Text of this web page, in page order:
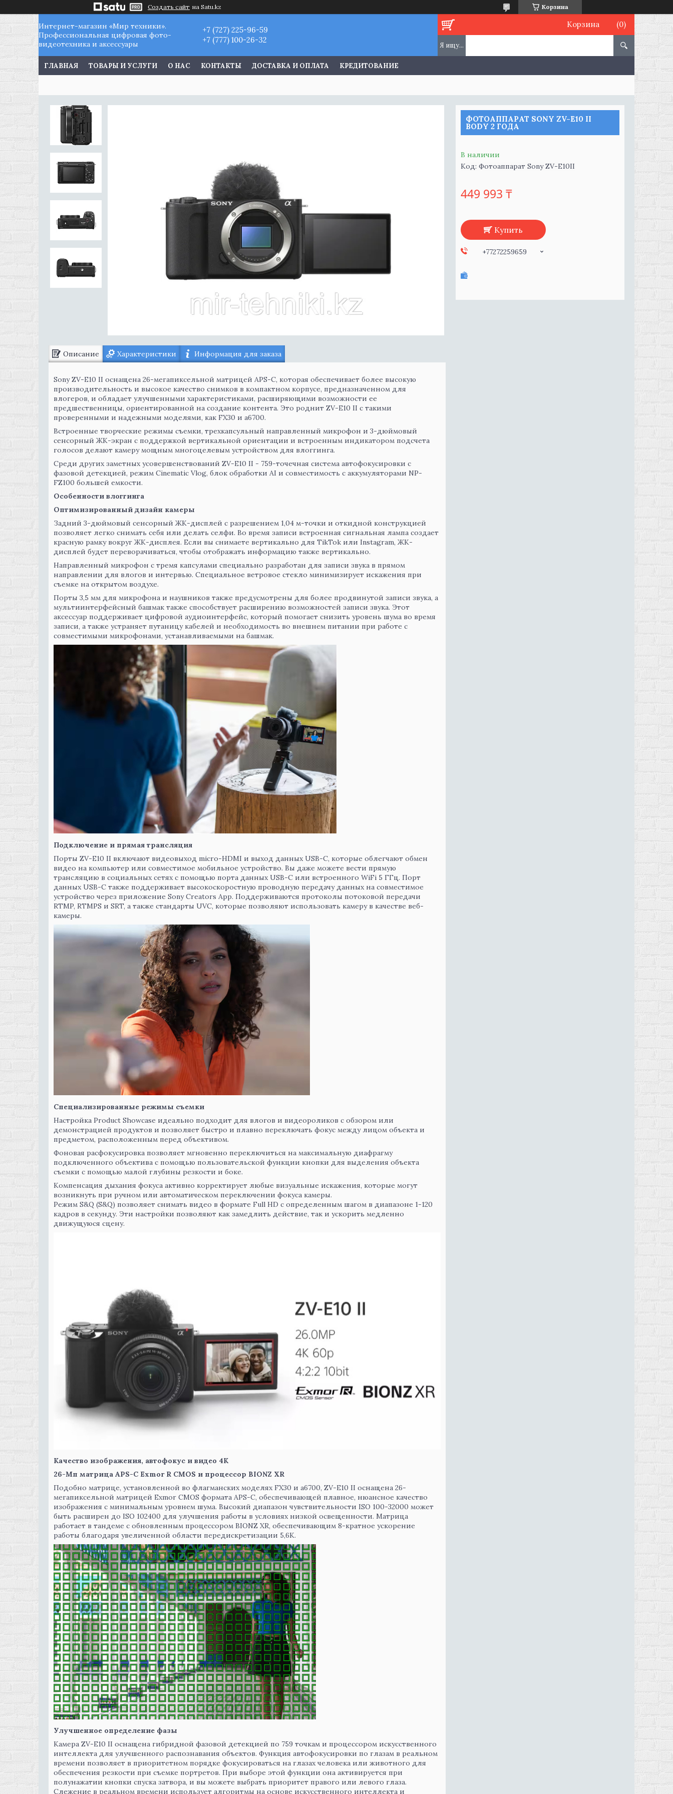
Создать сайт на Satu.kz Корзина
Интернет-магазин «Мир техники».
Профессиональная цифровая фото-
видеотехника и аксессуары
+7 (727) 225-96-59
+7 (777) 100-26-32
Корзина
ГЛАВНАЯ ТОВАРЫ И УСЛУГИ О НАС КОНТАКТЫ ДОСТАВКА И ОПЛАТА КРЕДИТОВАНИЕ
Описание Характеристики Информация для заказа
Sony ZV-E10 II оснащена 26-мегапиксельной матрицей APS-C, которая обеспечивает более высокую
производительность и высокое качество снимков в компактном корпусе, предназначенном для
влогеров, и обладает улучшенными характеристиками, расширяющими возможности ее
предшественницы, ориентированной на создание контента. Это роднит ZV-E10 II с такими
проверенными и надежными моделями, как FX30 и a6700.
Встроенные творческие режимы съемки, трехкапсульный направленный микрофон и 3-дюймовый
сенсорный ЖК-экран с поддержкой вертикальной ориентации и встроенным индикатором подсчета
голосов делают камеру мощным многоцелевым устройством для влоггинга.
Среди других заметных усовершенствований ZV-E10 II - 759-точечная система автофокусировки с
фазовой детекцией, режим Cinematic Vlog, блок обработки AI и совместимость с аккумуляторами NP-
FZ100 большей емкости.
Особенности влоггинга
Оптимизированный дизайн камеры
Задний 3-дюймовый сенсорный ЖК-дисплей с разрешением 1,04 м-точки и откидной конструкцией
позволяет легко снимать себя или делать селфи. Во время записи встроенная сигнальная лампа создает
красную рамку вокруг ЖК-дисплея. Если вы снимаете вертикально для TikTok или Instagram, ЖК-
дисплей будет переворачиваться, чтобы отображать информацию также вертикально.
Направленный микрофон с тремя капсулами специально разработан для записи звука в прямом
направлении для влогов и интервью. Специальное ветровое стекло минимизирует искажения при
съемке на открытом воздухе.
Порты 3,5 мм для микрофона и наушников также предусмотрены для более продвинутой записи звука, а
мультиинтерфейсный башмак также способствует расширению возможностей записи звука. Этот
аксессуар поддерживает цифровой аудиоинтерфейс, который помогает снизить уровень шума во время
записи, а также устраняет путаницу кабелей и необходимость во внешнем питании при работе с
совместимыми микрофонами, устанавливаемыми на башмак.
Подключение и прямая трансляция
Порты ZV-E10 II включают видеовыход micro-HDMI и выход данных USB-C, которые облегчают обмен
видео на компьютер или совместимое мобильное устройство. Вы даже можете вести прямую
трансляцию в социальных сетях с помощью порта данных USB-C или встроенного WiFi 5 ГГц. Порт
данных USB-C также поддерживает высокоскоростную проводную передачу данных на совместимое
устройство через приложение Sony Creators App. Поддерживаются протоколы потоковой передачи
RTMP, RTMPS и SRT, а также стандарты UVC, которые позволяют использовать камеру в качестве веб-
камеры.
Специализированные режимы съемки
Настройка Product Showcase идеально подходит для влогов и видеороликов с обзором или
демонстрацией продуктов и позволяет быстро и плавно переключать фокус между лицом объекта и
предметом, расположенным перед объективом.
Фоновая расфокусировка позволяет мгновенно переключиться на максимальную диафрагму
подключенного объектива с помощью пользовательской функции кнопки для выделения объекта
съемки с помощью малой глубины резкости и боке.
Компенсация дыхания фокуса активно корректирует любые визуальные искажения, которые могут
возникнуть при ручном или автоматическом переключении фокуса камеры.
Режим S&Q (S&Q) позволяет снимать видео в формате Full HD с определенным шагом в диапазоне 1-120
кадров в секунду. Эти настройки позволяют как замедлить действие, так и ускорить медленно
движущуюся сцену.
Качество изображения, автофокус и видео 4K
26-Мп матрица APS-C Exmor R CMOS и процессор BIONZ XR
Подобно матрице, установленной во флагманских моделях FX30 и a6700, ZV-E10 II оснащена 26-
мегапиксельной матрицей Exmor CMOS формата APS-C, обеспечивающей плавное, нюансное качество
изображения с минимальным уровнем шума. Высокий диапазон чувствительности ISO 100-32000 может
быть расширен до ISO 102400 для улучшения работы в условиях низкой освещенности. Матрица
работает в тандеме с обновленным процессором BIONZ XR, обеспечивающим 8-кратное ускорение
работы благодаря увеличенной области передискретизации 5,6K.
Улучшенное определение фазы
Камера ZV-E10 II оснащена гибридной фазовой детекцией по 759 точкам и процессором искусственного
интеллекта для улучшенного распознавания объектов. Функция автофокусировки по глазам в реальном
времени позволяет в приоритетном порядке фокусироваться на глазах человека или животного для
обеспечения резкости при съемке портретов. При выборе этой функции она активируется при
полунажатии кнопки спуска затвора, и вы можете выбрать приоритет правого или левого глаза.
Слежение в реальном времени использует алгоритмы на основе искусственного интеллекта и
ФОТОАППАРАТ SONY ZV-E10 II
BODY 2 ГОДА
В наличии
Код: Фотоаппарат Sony ZV-E10II
449 993 ₸
Купить
+77272259659